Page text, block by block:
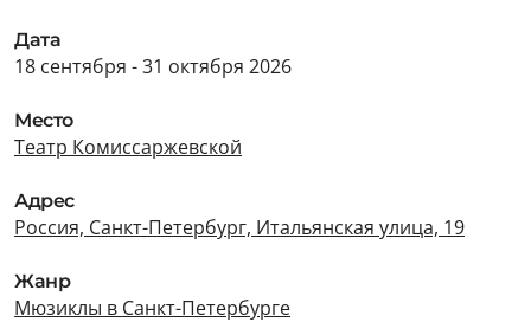
Дата
18 сентября - 31 октября 2026
Место
Театр Комиссаржевской
Адрес
Россия, Санкт-Петербург, Итальянская улица, 19
Жанр
Мюзиклы в Санкт-Петербурге